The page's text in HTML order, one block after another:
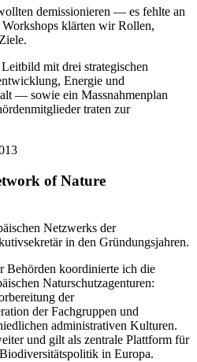
demissionieren — es fehlte an
klärten wir Rollen,
mit drei strategischen
Energie und
— sowie ein Massnahmenplan
traten zur
of Nature
Netzwerks der
in den Gründungsjahren.
Behörden koordinierte ich die
Naturschutzagenturen:
der
der Fachgruppen und
administrativen Kulturen.
und gilt als zentrale Plattform für
in Europa.